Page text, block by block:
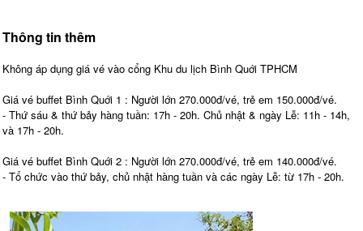
Thông tin thêm
Không áp dụng giá vé vào cổng Khu du lịch Bình Quới TPHCM
Giá vé buffet Bình Quới 1 : Người lớn 270.000đ/vé, trẻ em 150.000đ/vé.
- Thứ sáu & thứ bảy hàng tuần: 17h - 20h. Chủ nhật & ngày Lễ: 11h - 14h,
và 17h - 20h.
Giá vé buffet Bình Quới 2 : Người lớn 270.000đ/vé, trẻ em 140.000đ/vé.
- Tổ chức vào thứ bảy, chủ nhật hàng tuần và các ngày Lễ: từ 17h - 20h.